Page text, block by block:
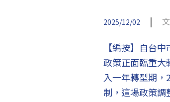
2025/12/02 | 文
【編按】自台
政策正面臨重大
入一年轉型期，
制，這場政策調